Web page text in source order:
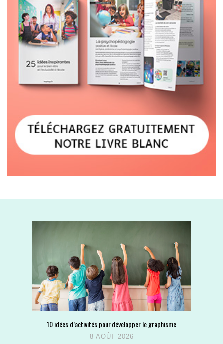
10 idées d’activités pour développer le graphisme
8 AOÛT 2026